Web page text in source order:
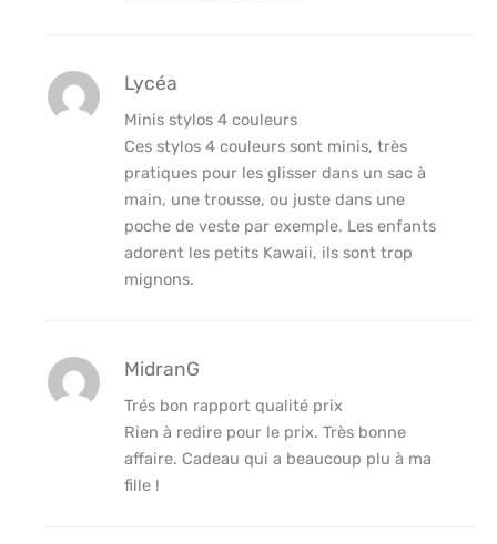
Lycéa
Minis stylos 4 couleurs
Ces stylos 4 couleurs sont minis, très
pratiques pour les glisser dans un sac à
main, une trousse, ou juste dans une
poche de veste par exemple. Les enfants
adorent les petits Kawaii, ils sont trop
mignons.
MidranG
Trés bon rapport qualité prix
Rien à redire pour le prix. Très bonne
affaire. Cadeau qui a beaucoup plu à ma
fille !